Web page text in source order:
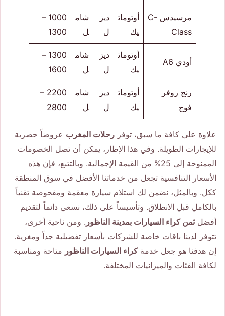
مرسيدس C-
Class
أوتومات
يك
ديز
ل
شام
ل
1000 –
1300
أودي A6
أوتومات
يك
ديز
ل
شام
ل
1300 –
1600
رنج روفر
فوج
أوتومات
يك
ديز
ل
شام
ل
2200 –
2800
علاوة على كافة ما سبق، توفر رحلات المغرب عروضاً حصرية
للإيجارات الطويلة. وفي هذا الإطار، يمكن أن تصل الخصومات
الممنوحة إلى 25% من القيمة الإجمالية. وبالتتبع، فإن هذه
الأسعار التنافسية تجعل من خدماتنا الأفضل في سوق المنطقة
ككل. وبالمثل، نضمن لك استلام سيارة معقمة ومفحوصة تقنياً
بالكامل قبل الانطلاق. وتأسيساً على ذلك، نسعى دائماً لتقديم
أفضلثمن كراء السيارات بمدينة الناظور . ومن ناحية أخرى،
تتوفر لدينا باقات خاصة للشركات بأسعار تفضيلية جداً ومغرية.
إن هدفنا هو جعل خدمةكراء السيارات الناظور متاحة ومناسبة
لكافة الفئات والميزانيات المختلفة.